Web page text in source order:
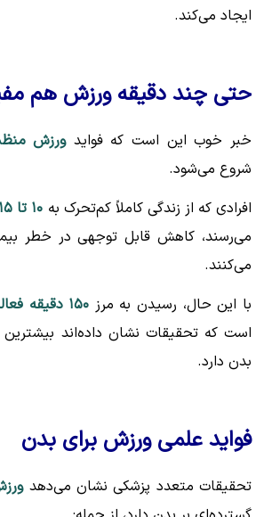
ایجاد می‌کند.
حتی چند دقیقه ورزش هم
خبر خوب این است که فوایدورزش
شروع می‌شود.
افرادی که از زندگی کاملاً کم‌تحرک به ۱۰ تا ۱۵ دقیقه فعالیت روزانه
می‌رسند، کاهش قابل توجهی در خطر
می‌کنند.
با این حال، رسیدن به مرز ۱۵۰ دقیقه فعالیت در هفته
است که تحقیقات نشان داده‌اند بیشترین
بدن دارد.
فواید علمی ورزش برای بدن
تحقیقات متعدد پزشکی نشان می‌دهد